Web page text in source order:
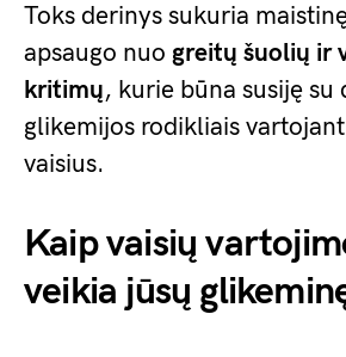
Toks derinys sukuria
apsaugo nuo greitų šuolių ir
kritimų, kurie būna susiję su
glikemijos rodikliais
vaisius.
Kaip vaisių
veikia jūsų